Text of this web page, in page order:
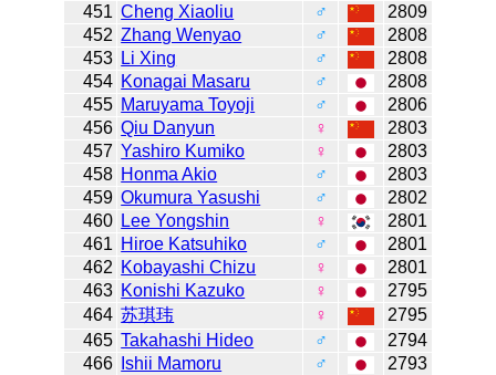
451 Cheng Xiaoliu ♂
2809
452 Zhang Wenyao ♂
2808
453 Li Xing ♂
2808
454 Konagai Masaru ♂
2808
455 Maruyama Toyoji ♂
2806
456 Qiu Danyun ♀
2803
457 Yashiro Kumiko ♀
2803
458 Honma Akio ♂
2803
459 Okumura Yasushi ♂
2802
460 Lee Yongshin ♀
2801
461 Hiroe Katsuhiko ♂
2801
462 Kobayashi Chizu ♀
2801
463 Konishi Kazuko ♀
2795
464 苏琪玮 ♀
2795
465 Takahashi Hideo ♂
2794
466
Ishii Mamoru ♂
2793